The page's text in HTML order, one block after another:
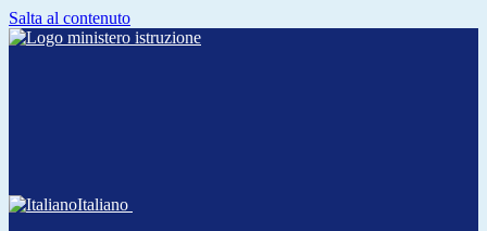
Salta al contenuto
Italiano